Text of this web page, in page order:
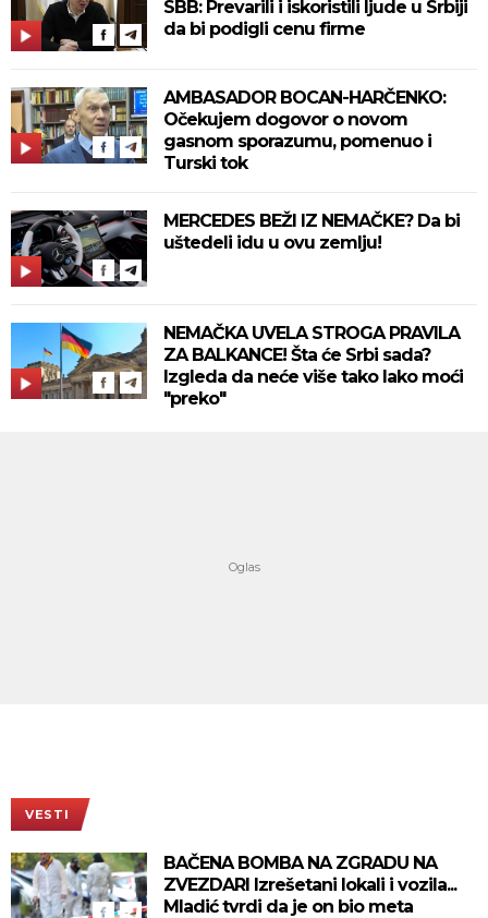
SBB: Prevarili i iskoristili ljude u Srbiji
da bi podigli cenu firme
AMBASADOR BOCAN-HARČENKO:
Očekujem dogovor o novom
gasnom sporazumu, pomenuo i
Turski tok
MERCEDES BEŽI IZ NEMAČKE? Da bi
uštedeli idu u ovu zemlju!
NEMAČKA UVELA STROGA PRAVILA
ZA BALKANCE! Šta će Srbi sada?
Izgleda da neće više tako lako moći
"preko"
VESTI
BAČENA BOMBA NA ZGRADU NA
ZVEZDARI Izrešetani lokali i vozila...
Mladić tvrdi da je on bio meta